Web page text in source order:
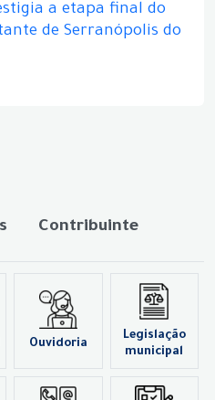
a etapa final do
de Serranópolis do
Contribuinte
Ouvidoria
Legislação
municipal